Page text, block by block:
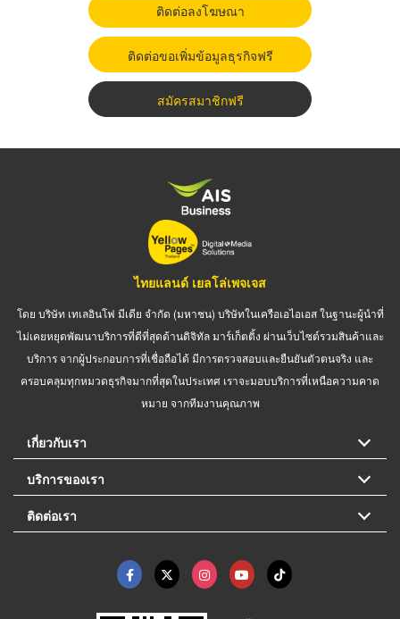
ติดต่อลงโฆษณา
ติดต่อขอเพิ่มข้อมูลธุรกิจฟรี
สมัครสมาชิกฟรี
ไทยแลนด์ เยลโล่เพจเจส
โดย บริษัท เทเลอินโฟ มีเดีย จำกัด (มหาชน) บริษัทในเครือเอไอเอส ในฐานะผู้นำที่
ไม่เคยหยุดพัฒนาบริการที่ดีที่สุดด้านดิจิทัล มาร์เก็ตติ้ง ผ่านเว็บไซต์รวมสินค้าและ
บริการ จากผู้ประกอบการที่เชื่อถือได้ มีการตรวจสอบและยืนยันตัวตนจริง และ
ครอบคลุมทุกหมวดธุรกิจมากที่สุดในประเทศ เราจะมอบบริการที่เหนือความคาด
หมาย จากทีมงานคุณภาพ
เกี่ยวกับเรา
บริการของเรา
ติดต่อเรา